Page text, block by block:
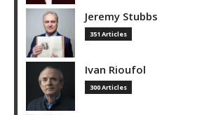
Jeremy Stubbs
351 Articles
Ivan Rioufol
300 Articles